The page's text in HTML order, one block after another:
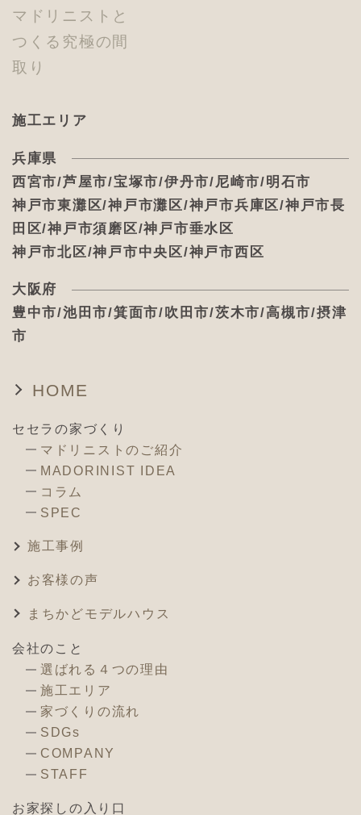
マドリニストと
つくる究極の間
取り
施工エリア
兵庫県
西宮市/芦屋市/宝塚市/伊丹市/尼崎市/明石市
神戸市東灘区/神戸市灘区/神戸市兵庫区/神戸市長
田区/神戸市須磨区/神戸市垂水区
神戸市北区/神戸市中央区/神戸市西区
大阪府
豊中市/池田市/箕面市/吹田市/茨木市/高槻市/摂津
市
HOME
セセラの家づくり
マドリニストのご紹介
MADORINIST IDEA
コラム
SPEC
施工事例
お客様の声
まちかどモデルハウス
会社のこと
選ばれる４つの理由
施工エリア
家づくりの流れ
SDGs
COMPANY
STAFF
お家探しの入り口